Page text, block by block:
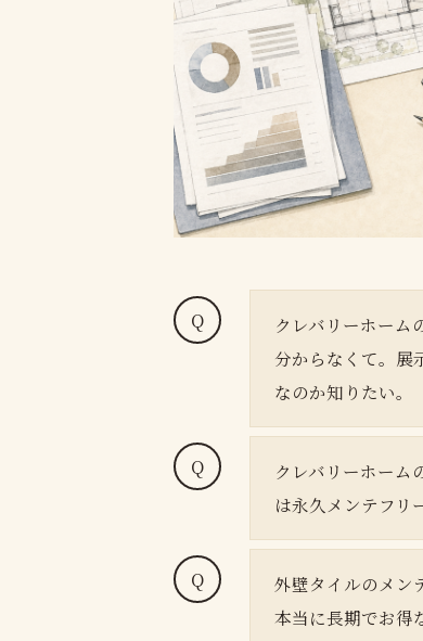
クレバリーホーム
分からなくて。展
なのか知りたい。
クレバリーホーム
は永久メンテフリ
外壁タイルのメン
本当に長期でお得